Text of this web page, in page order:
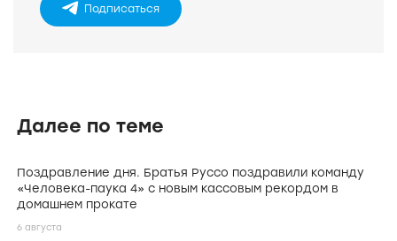
Подписаться
Далее по теме
Поздравление дня. Братья Руссо поздравили команду
«Человека-паука 4» с новым кассовым рекордом в
домашнем прокате
6 августа